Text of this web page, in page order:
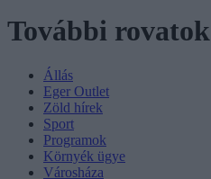
További rovatok
Állás
Eger Outlet
Zöld hírek
Sport
Programok
Környék ügye
Városháza